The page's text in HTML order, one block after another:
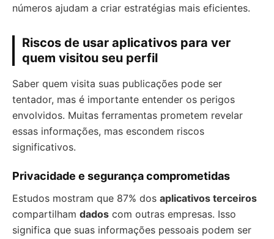
números ajudam a criar estratégias mais eficientes.
Riscos de usar aplicativos para ver
quem visitou seu perfil
Saber quem visita suas publicações pode ser
tentador, mas é importante entender os perigos
envolvidos. Muitas ferramentas prometem revelar
essas informações, mas escondem riscos
significativos.
Privacidade e segurança comprometidas
Estudos mostram que 87% dos aplicativos terceiros
compartilham dados com outras empresas. Isso
significa que suas informações pessoais podem ser